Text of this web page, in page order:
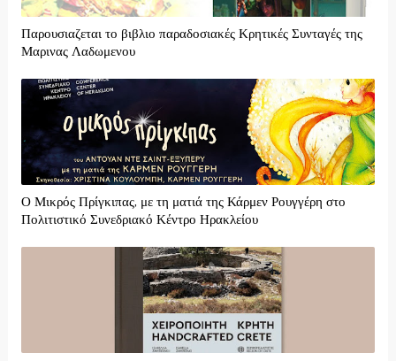
Παρουσιαζεται το βιβλιο παραδοσιακές Κρητικές Συνταγές της
Μαρινας Λαδωμενου
Ο Μικρός Πρίγκιπας, με τη ματιά της Κάρμεν Ρουγγέρη στο
Πολιτιστικό Συνεδριακό Κέντρο Ηρακλείου